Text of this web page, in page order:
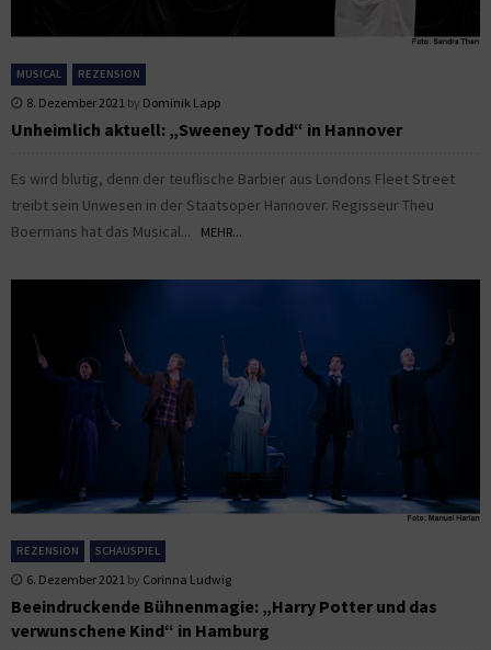
MUSICAL REZENSION
8. Dezember 2021 by Dominik Lapp
Unheimlich aktuell: „Sweeney Todd“ in Hannover
Es wird blutig, denn der teuflische Barbier aus Londons Fleet Street
treibt sein Unwesen in der Staatsoper Hannover. Regisseur Theu
Boermans hat das Musical...
MEHR...
REZENSION SCHAUSPIEL
6. Dezember 2021 by Corinna Ludwig
Beeindruckende Bühnenmagie: „Harry Potter und das
verwunschene Kind“ in Hamburg